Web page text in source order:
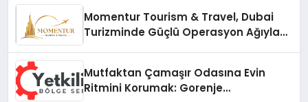
Momentur Tourism & Travel, Dubai
Turizminde Güçlü Operasyon Ağıyla
Mutfaktan Çamaşır Odasına Evin
Ritmini Korumak: Gorenje